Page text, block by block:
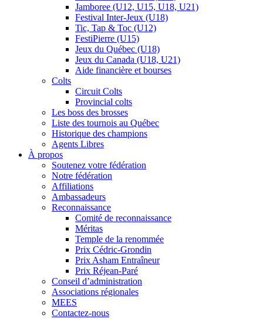
Jamboree (U12, U15, U18, U21)
Festival Inter-Jeux (U18)
Tic, Tap & Toc (U12)
FestiPierre (U15)
Jeux du Québec (U18)
Jeux du Canada (U18, U21)
Aide financière et bourses
Colts
Circuit Colts
Provincial colts
Les boss des brosses
Liste des tournois au Québec
Historique des champions
Agents Libres
À propos
Soutenez votre fédération
Notre fédération
Affiliations
Ambassadeurs
Reconnaissance
Comité de reconnaissance
Méritas
Temple de la renommée
Prix Cédric-Grondin
Prix Asham Entraîneur
Prix Réjean-Paré
Conseil d’administration
Associations régionales
MEES
Contactez-nous